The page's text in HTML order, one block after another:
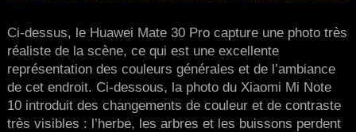
Ci-dessus, le Huawei Mate 30 Pro capture une photo très
réaliste de la scène, ce qui est une excellente
représentation des couleurs générales et de l’ambiance
de cet endroit. Ci-dessous, la photo du Xiaomi Mi Note
10 introduit des changements de couleur et de contraste
très visibles : l’herbe, les arbres et les buissons perdent